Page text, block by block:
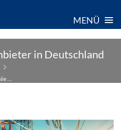
MENÜ ≡
in Deutschland
...